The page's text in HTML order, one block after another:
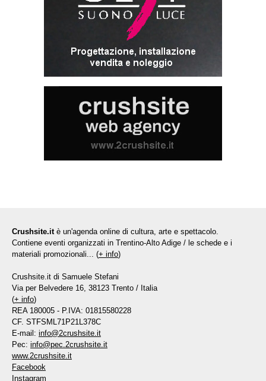
Crushsite.it è un'agenda online di cultura, arte e spettacolo.
Contiene eventi organizzati in Trentino-Alto Adige / le schede e i
materiali promozionali... (+ info)
Crushsite.it di Samuele Stefani
Via per Belvedere 16, 38123 Trento / Italia
(+ info)
REA 180005 - P.IVA: 01815580228
CF. STFSML71P21L378C
E-mail: info@2crushsite.it
Pec: info@pec.2crushsite.it
www.2crushsite.it
Facebook
Instagram